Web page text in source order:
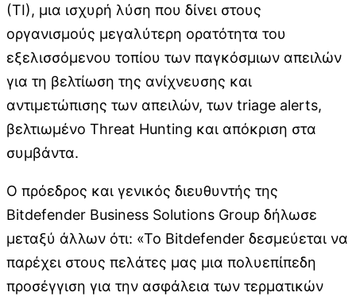
(TI), μια ισχυρή λύση που δίνει στους
οργανισμούς μεγαλύτερη ορατότητα του
εξελισσόμενου τοπίου των παγκόσμιων απειλών
για τη βελτίωση της ανίχνευσης και
αντιμετώπισης των απειλών, των triage alerts,
βελτιωμένο Threat Hunting και απόκριση στα
συμβάντα.
O πρόεδρος και γενικός διευθυντής της
Bitdefender Business Solutions Group δήλωσε
μεταξύ άλλων ότι: «Το Bitdefender δεσμεύεται να
παρέχει στους πελάτες μας μια πολυεπίπεδη
προσέγγιση για την ασφάλεια των τερματικών